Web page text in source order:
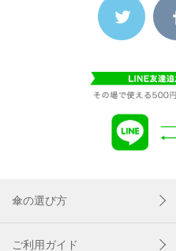
傘の選び方
ご利用ガイド